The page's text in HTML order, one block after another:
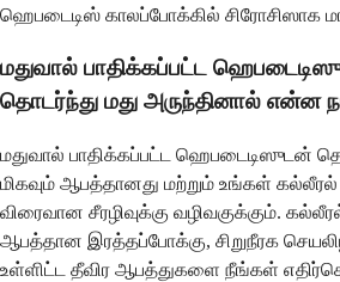
ஹெபடைடிஸ் காலப்போக்கில் சிரோசிஸாக
மதுவால் பாதிக்கப்பட்ட
தொடர்ந்து மது அருந்தினால் என்ன
மதுவால் பாதிக்கப்பட்ட ஹெபடைடிஸுடன்
மிகவும் ஆபத்தானது மற்றும் உங்கள்
விரைவான சீரழிவுக்கு வழிவகுக்கும்.
ஆபத்தான இரத்தப்போக்கு, சிறுநீரக
உள்ளிட்ட தீவிர ஆபத்துகளை நீங்கள்